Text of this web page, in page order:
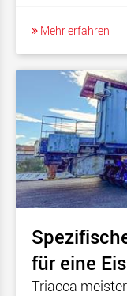
Mehr erfahren
für eine
Triacca